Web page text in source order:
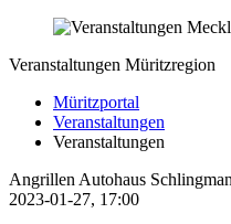
Veranstaltungen Müritzregion
Müritzportal
Veranstaltungen
Veranstaltungen
Angrillen Autohaus
2023-01-27, 17:00